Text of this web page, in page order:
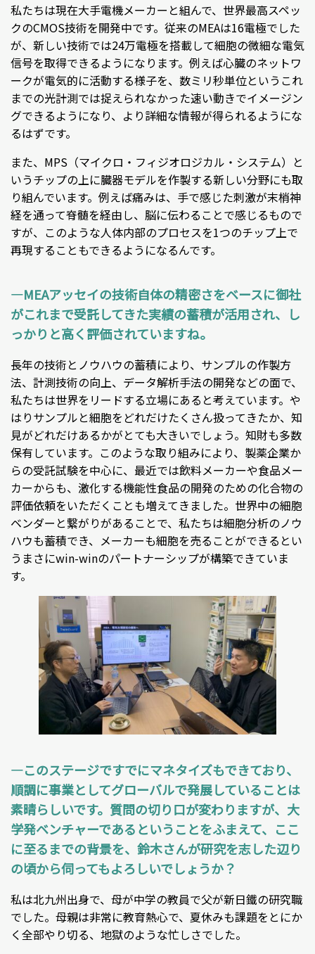
私たちは現在大手電機メーカーと組んで、世界最高スペッ
クのCMOS技術を開発中です。従来のMEAは16電極でした
が、新しい技術では24万電極を搭載して細胞の微細な電気
信号を取得できるようになります。例えば心臓のネットワ
ークが電気的に活動する様子を、数ミリ秒単位というこれ
までの光計測では捉えられなかった速い動きでイメージン
グできるようになり、より詳細な情報が得られるようにな
るはずです。
また、MPS（マイクロ・フィジオロジカル・システム）と
いうチップの上に臓器モデルを作製する新しい分野にも取
り組んでいます。例えば痛みは、手で感じた刺激が末梢神
経を通って脊髄を経由し、脳に伝わることで感じるもので
すが、このような人体内部のプロセスを1つのチップ上で
再現することもできるようになるんです。
―MEAアッセイの技術自体の精密さをベースに御社
がこれまで受託してきた実績の蓄積が活用され、し
っかりと高く評価されていますね。
長年の技術とノウハウの蓄積により、サンプルの作製方
法、計測技術の向上、データ解析手法の開発などの面で、
私たちは世界をリードする立場にあると考えています。や
はりサンプルと細胞をどれだけたくさん扱ってきたか、知
見がどれだけあるかがとても大きいでしょう。知財も多数
保有しています。このような取り組みにより、製薬企業か
らの受託試験を中心に、最近では飲料メーカーや食品メー
カーからも、激化する機能性食品の開発のための化合物の
評価依頼をいただくことも増えてきました。世界中の細胞
ベンダーと繋がりがあることで、私たちは細胞分析のノウ
ハウも蓄積でき、メーカーも細胞を売ることができるとい
うまさにwin-winのパートナーシップが構築できていま
す。
―このステージですでにマネタイズもできており、
順調に事業としてグローバルで発展していることは
素晴らしいです。質問の切り口が変わりますが、大
学発ベンチャーであるということをふまえて、ここ
に至るまでの背景を、鈴木さんが研究を志した辺り
の頃から伺ってもよろしいでしょうか？
私は北九州出身で、母が中学の教員で父が新日鐵の研究職
でした。母親は非常に教育熱心で、夏休みも課題をとにか
く全部やり切る、地獄のような忙しさでした。